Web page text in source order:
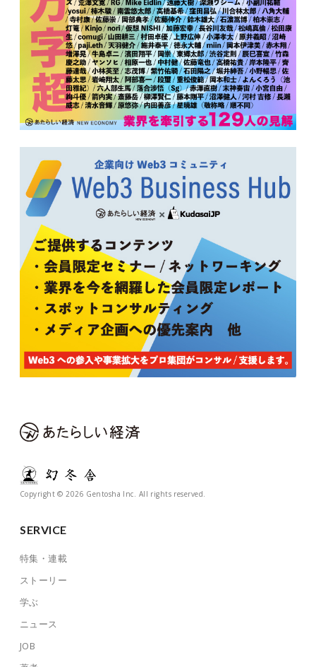
Copyright © 2026 Gentosha Inc. All rights reserved.
SERVICE
特集・連載
ストーリー
学ぶ
ニュース
JOB